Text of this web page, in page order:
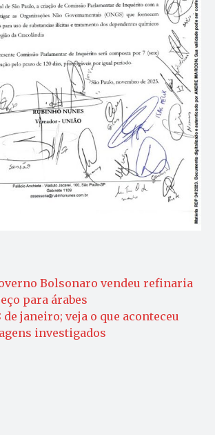
Bolsonaro vendeu refinaria
para árabes
de janeiro; veja o que aconteceu
investigados